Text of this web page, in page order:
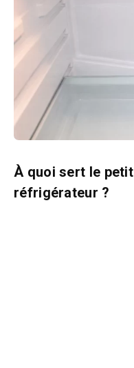
À quoi sert le
réfrigérateur ?